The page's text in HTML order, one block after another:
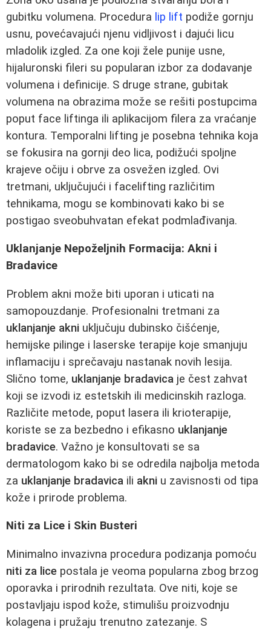
gubitku volumena. Procedura lip lift podiže gornju
usnu, povećavajući njenu vidljivost i dajući licu
mladolik izgled. Za one koji žele punije usne,
hijaluronski fileri su popularan izbor za dodavanje
volumena i definicije. S druge strane, gubitak
volumena na obrazima može se rešiti postupcima
poput face liftinga ili aplikacijom filera za vraćanje
kontura. Temporalni lifting je posebna tehnika koja
se fokusira na gornji deo lica, podižući spoljne
krajeve očiju i obrve za osvežen izgled. Ovi
tretmani, uključujući i facelifting različitim
tehnikama, mogu se kombinovati kako bi se
postigao sveobuhvatan efekat podmlađivanja.
Uklanjanje Nepoželjnih Formacija: Akni i
Bradavice
Problem akni može biti uporan i uticati na
samopouzdanje. Profesionalni tretmani za
uklanjanje akni uključuju dubinsko čišćenje,
hemijske pilinge i laserske terapije koje smanjuju
inflamaciju i sprečavaju nastanak novih lesija.
Slično tome, uklanjanje bradavica je čest zahvat
koji se izvodi iz estetskih ili medicinskih razloga.
Različite metode, poput lasera ili krioterapije,
koriste se za bezbedno i efikasno uklanjanje
bradavice. Važno je konsultovati se sa
dermatologom kako bi se odredila najbolja metoda
za uklanjanje bradavica ili akni u zavisnosti od tipa
kože i prirode problema.
Niti za Lice i Skin Busteri
Minimalno invazivna procedura podizanja pomoću
niti za lice postala je veoma popularna zbog brzog
oporavka i prirodnih rezultata. Ove niti, koje se
postavljaju ispod kože, stimulišu proizvodnju
kolagena i pružaju trenutno zatezanje. S